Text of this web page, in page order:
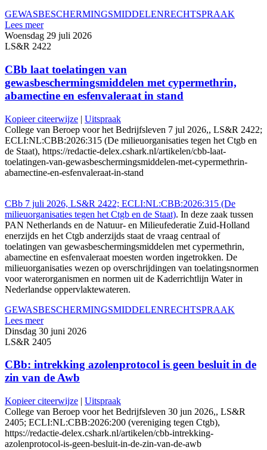
GEWASBESCHERMINGSMIDDELENRECHTSPRAAK
Lees meer
Woensdag 29 juli 2026
LS&R 2422
CBb laat toelatingen van
gewasbeschermingsmiddelen met cypermethrin,
abamectine en esfenvaleraat in stand
Kopieer citeerwijze | Uitspraak
College van Beroep voor het Bedrijfsleven 7 jul 2026,, LS&R 2422;
ECLI:NL:CBB:2026:315 (De milieuorganisaties tegen het Ctgb en
de Staat), https://redactie-delex.cshark.nl/artikelen/cbb-laat-
toelatingen-van-gewasbeschermingsmiddelen-met-cypermethrin-
abamectine-en-esfenvaleraat-in-stand
CBb 7 juli 2026, LS&R 2422; ECLI:NL:CBB:2026:315 (De
milieuorganisaties tegen het Ctgb en de Staat). In deze zaak tussen
PAN Netherlands en de Natuur- en Milieufederatie Zuid-Holland
enerzijds en het Ctgb anderzijds staat de vraag centraal of
toelatingen van gewasbeschermingsmiddelen met cypermethrin,
abamectine en esfenvaleraat moesten worden ingetrokken. De
milieuorganisaties wezen op overschrijdingen van toelatingsnormen
voor waterorganismen en normen uit de Kaderrichtlijn Water in
Nederlandse oppervlaktewateren.
GEWASBESCHERMINGSMIDDELENRECHTSPRAAK
Lees meer
Dinsdag 30 juni 2026
LS&R 2405
CBb: intrekking azolenprotocol is geen besluit in de
zin van de Awb
Kopieer citeerwijze | Uitspraak
College van Beroep voor het Bedrijfsleven 30 jun 2026,, LS&R
2405; ECLI:NL:CBB:2026:200 (vereniging tegen Ctgb),
https://redactie-delex.cshark.nl/artikelen/cbb-intrekking-
azolenprotocol-is-geen-besluit-in-de-zin-van-de-awb